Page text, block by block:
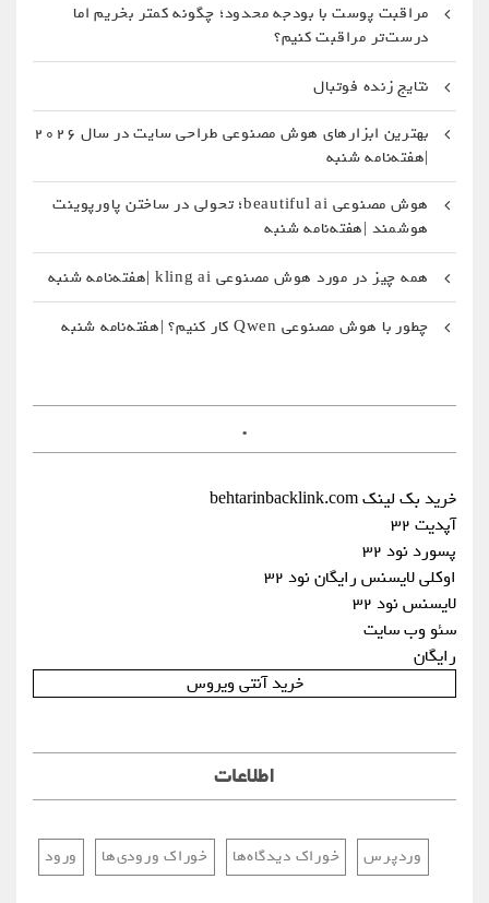
مراقبت پوست با بودجه محدود؛ چگونه کمتر بخریم اما
درست‌تر مراقبت کنیم؟
نتایج زنده فوتبال
بهترین ابزارهای هوش مصنوعی طراحی سایت در سال 2026
|هفته‌نامه شنبه
هوش مصنوعی beautiful ai؛ تحولی در ساختن پاورپوینت
هوشمند |هفته‌نامه شنبه
همه چیز در مورد هوش مصنوعی kling ai |هفته‌نامه شنبه
چطور با هوش مصنوعی Qwen کار کنیم؟ |هفته‌نامه شنبه
.
خرید بک لینک behtarinbacklink.com
آپدیت 32
پسورد نود 32
اوکلی لایسنس رایگان نود 32
لایسنس نود 32
سئو وب سایت
رایگان
خرید آنتی ویروس
اطلاعات
ورود خوراک ورودی‌ها خوراک دیدگاه‌ها وردپرس